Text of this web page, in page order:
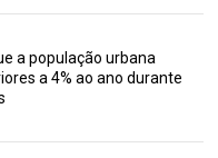
a população urbana
a 4% ao ano durante